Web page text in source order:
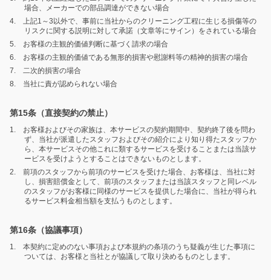
場合、メーカーでの部品調達ができない場合
4. 上記1～3以外で、事前に当社からのクリーニング工程に生じる損傷等の
リスクに関する説明に対して承諾（文章等にサイン）をされている場合
5. お客様の主観的価値判断に基づく請求の場合
6. お客様の主観的価値である無形的損害や慰謝料等の精神的損害の場合
7. 二次的損害の場合
8. 当社に責が認められない場合
第15条（直接契約の禁止）
1. お客様およびその家族は、本サービスの契約期間中、契約終了後を問わ
ず、当社が派遣したスタッフおよびその紹介により知り得たスタッフか
ら、本サービスその他これに類するサービスを受けることまたは当該サ
ービスを受けようとすることはできないものとします。
2. 前項のスタッフから前項のサービスを受けた場合、お客様は、当社に対
し、損害賠償金として、前項のスタッフまたは当該スタッフと同レベル
のスタッフがお客様に同様のサービスを提供した場合に、当社が得られ
るサービス料金相当額を支払うものとします。
第16条（協議事項）
1. 本契約に定めのない事項および本規約の条項のうち疑義が生じた事項に
ついては、お客様と当社とが協議して取り決めるものとします。